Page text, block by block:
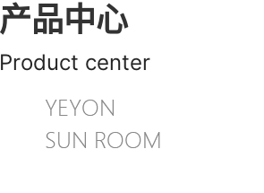
产品中心
Product center